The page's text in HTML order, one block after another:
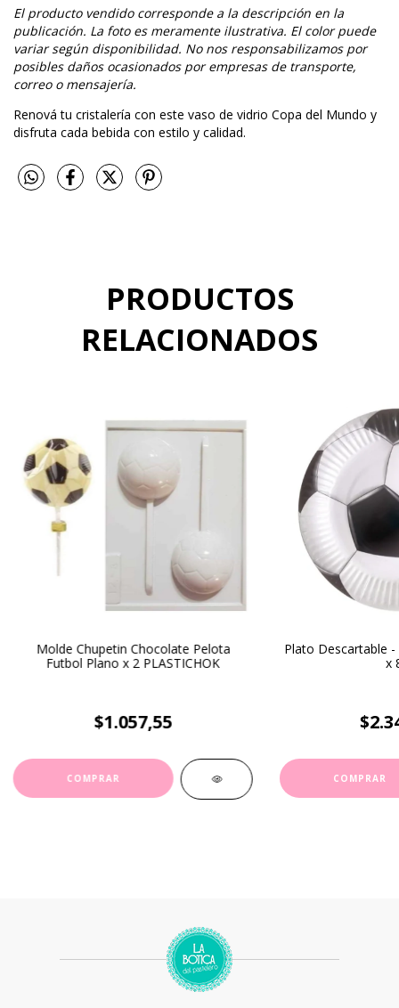
El producto vendido corresponde a la descripción en la
publicación. La foto es meramente ilustrativa. El color puede
variar según disponibilidad. No nos responsabilizamos por
posibles daños ocasionados por empresas de transporte,
correo o mensajería.
Renová tu cristalería con este vaso de vidrio Copa del Mundo y
disfruta cada bebida con estilo y calidad.
PRODUCTOS
RELACIONADOS
Molde Chupetin Chocolate Pelota
Futbol Plano x 2 PLASTICHOK
$1.057,55
Plato Descartable
x